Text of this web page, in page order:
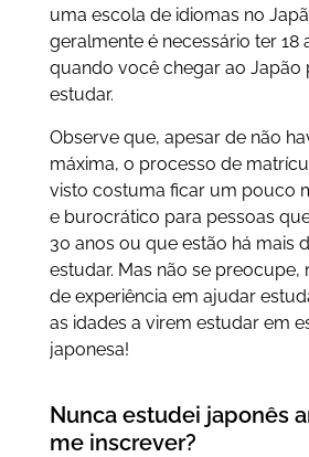
uma escola de idiomas no
geralmente é necessário ter 18
quando você chegar ao Japão
estudar.
Observe que, apesar de não
máxima, o processo de
visto costuma ficar um pouco
e burocrático para pessoas
30 anos ou que estão há mais
estudar. Mas não se preocupe,
de experiência em ajudar
as idades a virem estudar em
japonesa!
Nunca estudei japonês
me inscrever?